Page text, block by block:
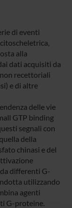
di eventi
alla
dati acquisiti da
recettoriali
e di altre
delle vie
GTP binding
segnali con
della
chinasi e del
differenti G-
utilizzando
agenti
G-proteine.